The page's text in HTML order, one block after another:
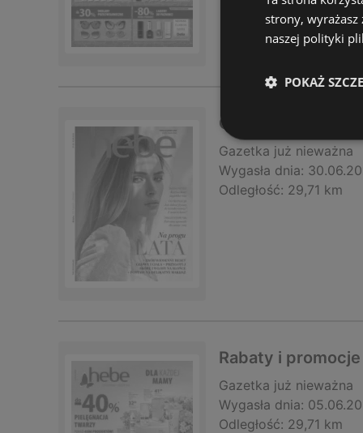
Odkryj atrakcyjne
Gazetka już nieważna
Wygasła dnia:
Odległość: 29,71 km
Rabaty i promocje
Gazetka już nieważna
Wygasła dnia:
Odległość: 29,71 km
strony,
naszej polityki
POKAŻ